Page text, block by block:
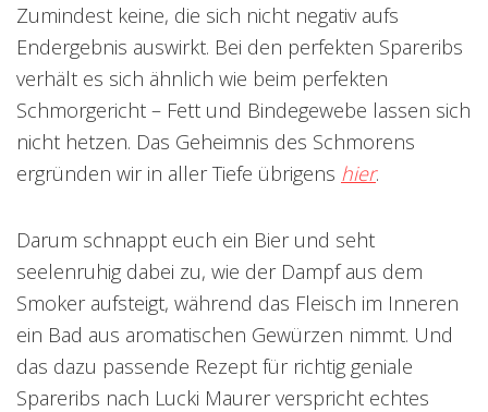
Zumindest keine, die sich nicht negativ aufs
Endergebnis auswirkt. Bei den perfekten Spareribs
verhält es sich ähnlich wie beim perfekten
Schmorgericht – Fett und Bindegewebe lassen sich
nicht hetzen. Das Geheimnis des Schmorens
ergründen wir in aller Tiefe übrigens hier.
Darum schnappt euch ein Bier und seht
seelenruhig dabei zu, wie der Dampf aus dem
Smoker aufsteigt, während das Fleisch im Inneren
ein Bad aus aromatischen Gewürzen nimmt. Und
das dazu passende Rezept für richtig geniale
Spareribs nach Lucki Maurer verspricht echtes